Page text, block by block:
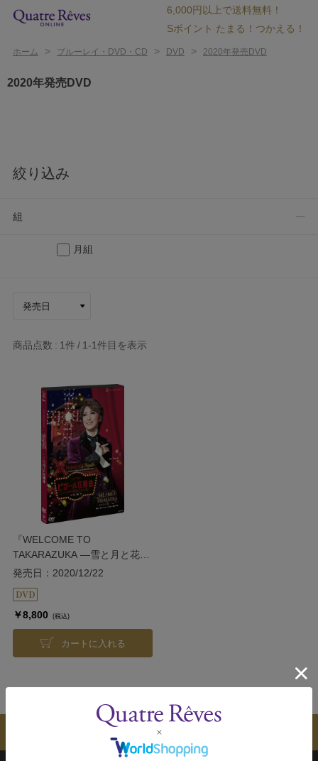
6,000円以上で送料無料！
Sポイント たまる！つかえる！
ホーム > ブルーレイ・DVD・CD > DVD > 2020年発売DVD
2020年発売DVD
絞り込み
組
月組
商品点数 1件 1-1件目を表示
『WELCOME TO
TAKARAZUKA ―雪と月と花と
―』『ピガール狂騒曲』
発売日：2020/12/22
￥8,800 (税込)
カートに入れる
メールマガジンのご案内